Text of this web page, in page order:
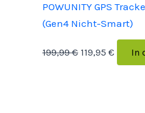
POWUNITY GPS
(Gen4 Nicht-Smart)
199,99€ 119,95 € In